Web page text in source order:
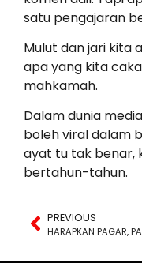
satu pengajaran
Mulut dan jari kita
apa yang kita
mahkamah.
Dalam dunia
boleh viral dalam
ayat tu tak benar,
bertahun-tahun.
PREVIOUS